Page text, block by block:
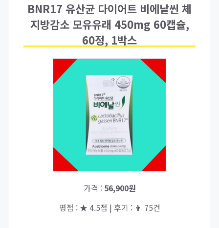
BNR17 유산균 다이어트 비에날씬 체
지방감소 모유유래 450mg 60캡슐,
60정, 1박스
가격 : 56,900원
평점 : ★ 4.5점 | 후기 : 👨‍‍ 75건